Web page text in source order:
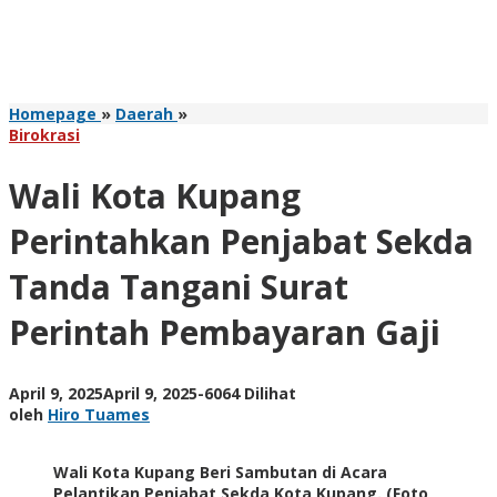
Homepage » Daerah »Wali
Penjabat
Sekda
Tanda
Tangani
Surat
Perintah
Pembayaran
Gaji
Birokrasi
Wali Kota Kupang
Perintahkan Penjabat Sekda
Tanda Tangani Surat
Perintah Pembayaran Gaji
April 9, 2025April 9, 2025oleh
-6064 Dilihat
oleh Hiro Tuames
Wali Kota Kupang Beri Sambutan di Acara